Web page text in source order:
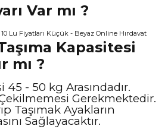
Var mı ?
Kapasitesi
mı ?
45 - 50 kg Arasındadır.
Gerekmektedir.
Taşımak Ayakların
Sağlayacaktır.